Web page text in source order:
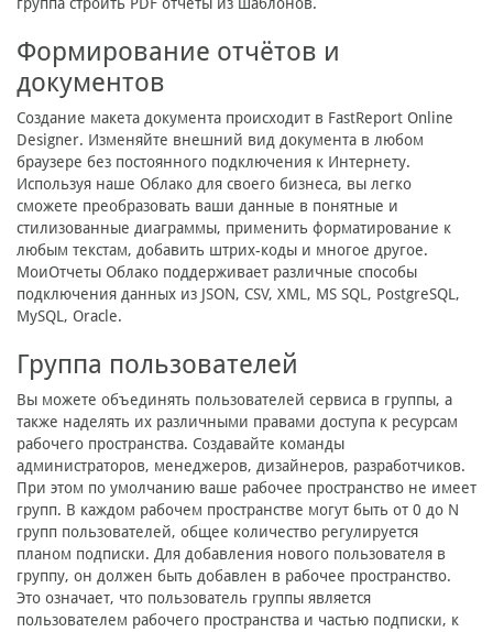
группа строить PDF отчёты из шаблонов.
Формирование отчётов и
документов
Создание макета документа происходит в FastReport Online
Designer. Изменяйте внешний вид документа в любом
браузере без постоянного подключения к Интернету.
Используя наше Облако для своего бизнеса, вы легко
сможете преобразовать ваши данные в понятные и
стилизованные диаграммы, применить форматирование к
любым текстам, добавить штрих-коды и многое другое.
МоиОтчеты Облако поддерживает различные способы
подключения данных из JSON, CSV, XML, MS SQL, PostgreSQL,
MySQL, Oracle.
Группа пользователей
Вы можете объединять пользователей сервиса в группы, а
также наделять их различными правами доступа к ресурсам
рабочего пространства. Cоздавайте команды
администраторов, менеджеров, дизайнеров, разработчиков.
При этом по умолчанию ваше рабочее пространство не имеет
групп. В каждом рабочем пространстве могут быть от 0 до N
групп пользователей, общее количество регулируется
планом подписки. Для добавления нового пользователя в
группу, он должен быть добавлен в рабочее пространство.
Это означает, что пользователь группы является
пользователем рабочего пространства и частью подписки, к